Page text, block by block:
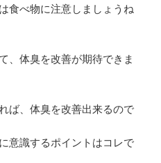
食べ物に注意しましょうね
、体臭を改善が期待できま
ば、体臭を改善出来るので
意識するポイントはコレで